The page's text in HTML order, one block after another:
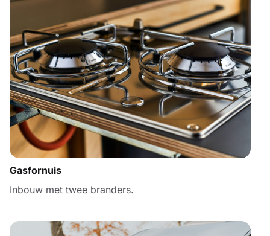
Gasfornuis
Inbouw met twee branders.